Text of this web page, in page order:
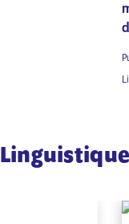
Linguistique